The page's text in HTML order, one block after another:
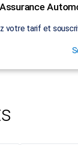
Assurance
votre tarif et